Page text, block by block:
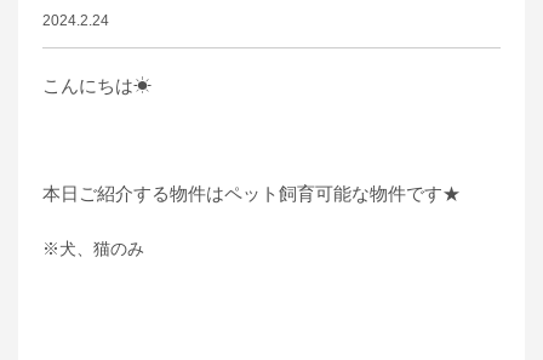
2024.2.24
こんにちは☀
本日ご紹介する物件はペット飼育可能な物件です★
※犬、猫のみ